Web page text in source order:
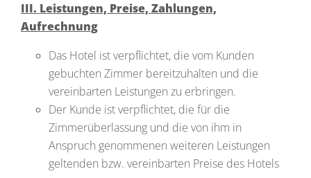
III. Leistungen, Preise, Zahlungen,
Aufrechnung
Das Hotel ist verpflichtet, die vom Kunden
gebuchten Zimmer bereitzuhalten und die
vereinbarten Leistungen zu erbringen.
Der Kunde ist verpflichtet, die für die
Zimmerüberlassung und die von ihm in
Anspruch genommenen weiteren Leistungen
geltenden bzw. vereinbarten Preise des Hotels